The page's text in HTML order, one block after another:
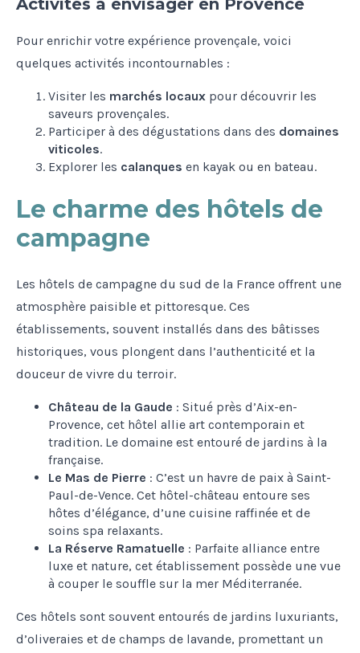
Pour enrichir votre expérience provençale, voici
quelques activités incontournables :
Visiter les marchés locaux pour découvrir les
saveurs provençales.
Participer à des dégustations dans des domaines
viticoles.
Explorer les calanques en kayak ou en bateau.
Le charme des hôtels de
campagne
Les hôtels de campagne du sud de la France offrent une
atmosphère paisible et pittoresque. Ces
établissements, souvent installés dans des bâtisses
historiques, vous plongent dans l’authenticité et la
douceur de vivre du terroir.
Château de la Gaude : Situé près d’Aix-en-
Provence, cet hôtel allie art contemporain et
tradition. Le domaine est entouré de jardins à la
française.
Le Mas de Pierre : C’est un havre de paix à Saint-
Paul-de-Vence. Cet hôtel-château entoure ses
hôtes d’élégance, d’une cuisine raffinée et de
soins spa relaxants.
La Réserve Ramatuelle : Parfaite alliance entre
luxe et nature, cet établissement possède une vue
à couper le souffle sur la mer Méditerranée.
Ces hôtels sont souvent entourés de jardins luxuriants,
d’oliveraies et de champs de lavande, promettant un